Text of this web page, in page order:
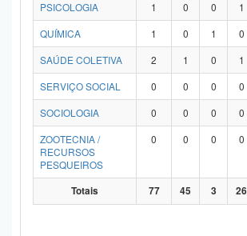
PSICOLOGIA 1 0 0 1
QUÍMICA
1 0 1 0
SAÚDE COLETIVA
2 1 0 1
SERVIÇO SOCIAL
0 0 0 0
SOCIOLOGIA
0 0 0 0
ZOOTECNIA /
RECURSOS
PESQUEIROS
0 0 0 0
Totais 77 45 3 26